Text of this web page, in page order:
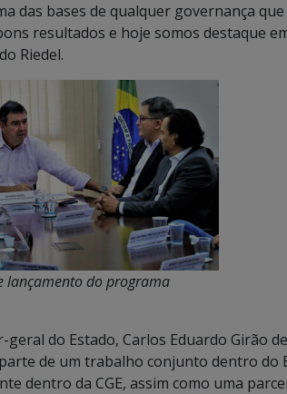
das bases de qualquer governança
resultados e hoje somos destaque
Riedel.
lançamento do programa
do Estado, Carlos Eduardo Girão
de um trabalho conjunto dentro do
dentro da CGE, assim como uma